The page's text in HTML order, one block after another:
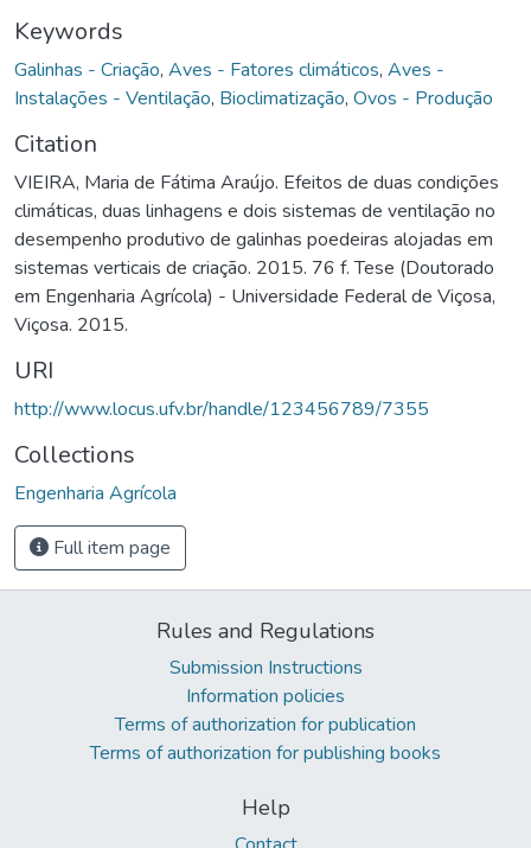
Keywords
Galinhas - Criação, Aves - Fatores climáticos, Aves -
Instalações - Ventilação, Bioclimatização, Ovos - Produção
Citation
VIEIRA, Maria de Fátima Araújo. Efeitos de duas condições
climáticas, duas linhagens e dois sistemas de ventilação no
desempenho produtivo de galinhas poedeiras alojadas em
sistemas verticais de criação. 2015. 76 f. Tese (Doutorado
em Engenharia Agrícola) - Universidade Federal de Viçosa,
Viçosa. 2015.
URI
http://www.locus.ufv.br/handle/123456789/7355
Collections
Engenharia Agrícola
Full item page
Rules and Regulations
Submission Instructions
Information policies
Terms of authorization for publication
Terms of authorization for publishing books
Help